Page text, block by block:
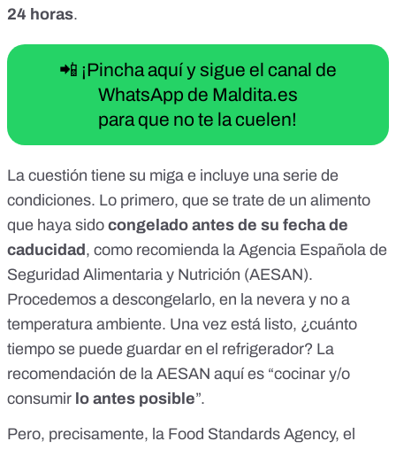
24 horas.
📲 ¡Pincha aquí y sigue el canal de
WhatsApp de Maldita.es
para que no te la cuelen!
La cuestión tiene su miga e incluye una serie de
condiciones. Lo primero, que se trate de un alimento
que haya sido congelado antes de su fecha de
caducidad , como recomienda la Agencia Española de
Seguridad Alimentaria y Nutrición (AESAN).
Procedemos a descongelarlo, en la nevera y no a
temperatura ambiente. Una vez está listo, ¿cuánto
tiempo se puede guardar en el refrigerador? La
recomendación de la AESAN aquí es “cocinar y/o
consumir lo antes posible”.
Pero, precisamente, la Food Standards Agency, el